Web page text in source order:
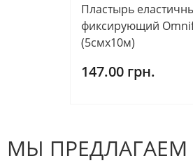
Пластырь
фиксирующий
(5смх10м)
147.00 грн.
МЫ